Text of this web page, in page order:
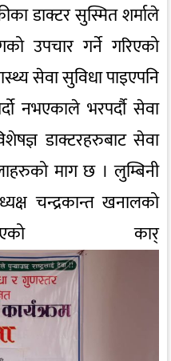
डाक्टर सुस्मित शर्माले
उपचार गर्ने गरिएको
सेवा सुविधा पाइएपनि
नभएकाले भरपर्दौ सेवा
डाक्टरहरुबाट सेवा
माग छ । लुम्बिनी
चन्द्रकान्त खनालको
कार्